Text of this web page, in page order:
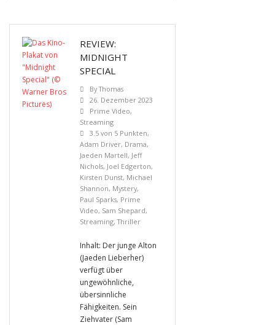
REVIEW:
MIDNIGHT
SPECIAL
ByThomas
26. Dezember 2023
Prime Video,
Streaming
3.5 von 5 Punkten,
Adam Driver, Drama,
Jaeden Martell, Jeff
Nichols, Joel Edgerton,
Kirsten Dunst, Michael
Shannon, Mystery,
Paul Sparks, Prime
Video, Sam Shepard,
Streaming,Thriller
Inhalt: Der junge Alton
(Jaeden Lieberher)
verfügt über
ungewöhnliche,
übersinnliche
Fähigkeiten. Sein
Ziehvater (Sam